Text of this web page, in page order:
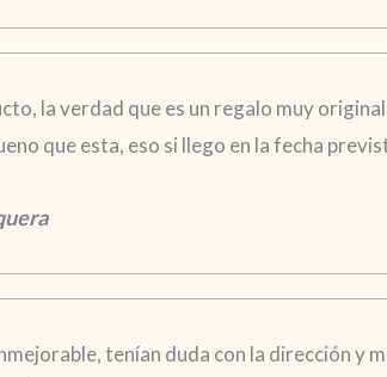
la verdad que es un regalo muy
que esta, eso si llego en la fecha
tenían duda con la dirección y